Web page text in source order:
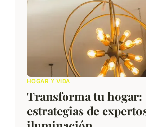
HOGAR Y VIDA
Transforma tu hogar:
estrategias de